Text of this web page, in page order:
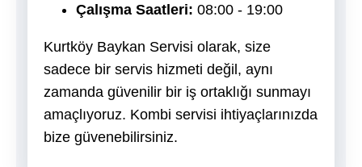
Çalışma Saatleri: 08:00 - 19:00
Kurtköy Baykan Servisi olarak, size
sadece bir servis hizmeti değil, aynı
zamanda güvenilir bir iş ortaklığı sunmayı
amaçlıyoruz. Kombi servisi ihtiyaçlarınızda
bize güvenebilirsiniz.